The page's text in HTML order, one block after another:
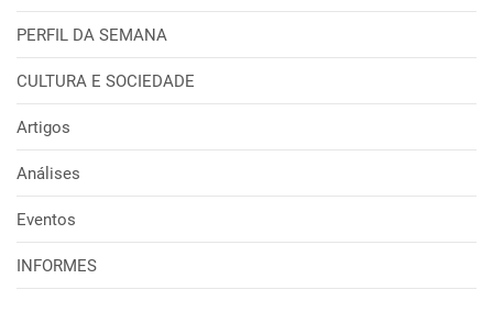
PERFIL DA SEMANA
CULTURA E SOCIEDADE
Artigos
Análises
Eventos
INFORMES